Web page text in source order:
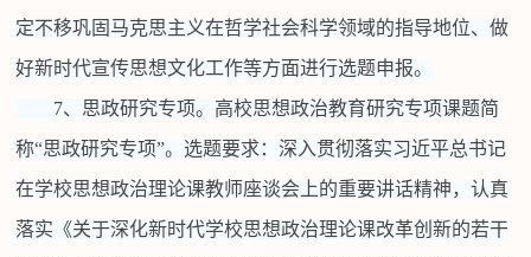
定不移巩固马克思主义在哲学社会科学领域的指导地位、做
好新时代宣传思想文化工作等方面进行选题申报。
7、思政研究专项。高校思想政治教育研究专项课题简
称“思政研究专项”。选题要求：深入贯彻落实习近平总书记
在学校思想政治理论课教师座谈会上的重要讲话精神，认真
落实《关于深化新时代学校思想政治理论课改革创新的若干